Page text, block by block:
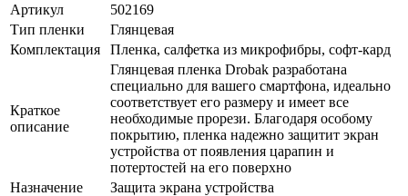
Артикул
502169
Тип пленки
Глянцевая
Комплектация
Пленка, салфетка из микрофибры, софт-кард
Краткое
описание
Глянцевая пленка Drobak разработана
специально для вашего смартфона, идеально
соответствует его размеру и имеет все
необходимые прорези. Благодаря особому
покрытию, пленка надежно защитит экран
устройства от появления царапин и
потертостей на его поверхно
Назначение
Защита экрана устройства